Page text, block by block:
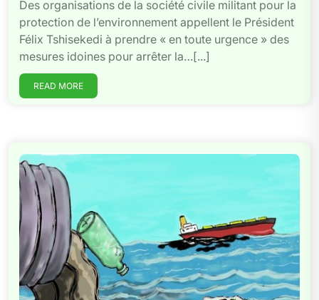
Des organisations de la société civile militant pour la
protection de l’environnement appellent le Président
Félix Tshisekedi à prendre « en toute urgence » des
mesures idoines pour arrêter la…[...]
READ MORE